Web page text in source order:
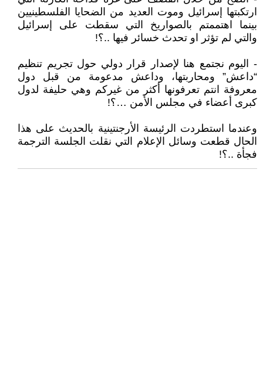
ارتكبتها إسرائيل وموت العديد من الضحايا الفلسطينيين
بينما اهتممتم بالصواريخ التي سقطت على إسرائيل
والتي لم تؤثر او تحدث خسائر فيها ..؟!
- اليوم نجتمع هنا لإصدار قرار دولي حول تجريم تنظيم
“داعش” ومحاربتها، وداعش مدعومة من قبل دول
معروفة انتم تعرفونها أكثر من غيركم وهي حليفة لدول
كبرى أعضاء في مجلس الأمن …؟!
وعندما استطردت الرئيسة الأرجنتينية بالحديث على هذا
الحال قطعت وسائل الإعلام التي نقلت الجلسة الترجمة
فجأة ..؟!